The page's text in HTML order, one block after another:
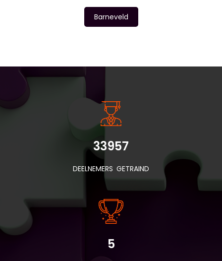
Barneveld
INSIDE INFORMATIE
33957
DEELNEMERS GETRAIND
5